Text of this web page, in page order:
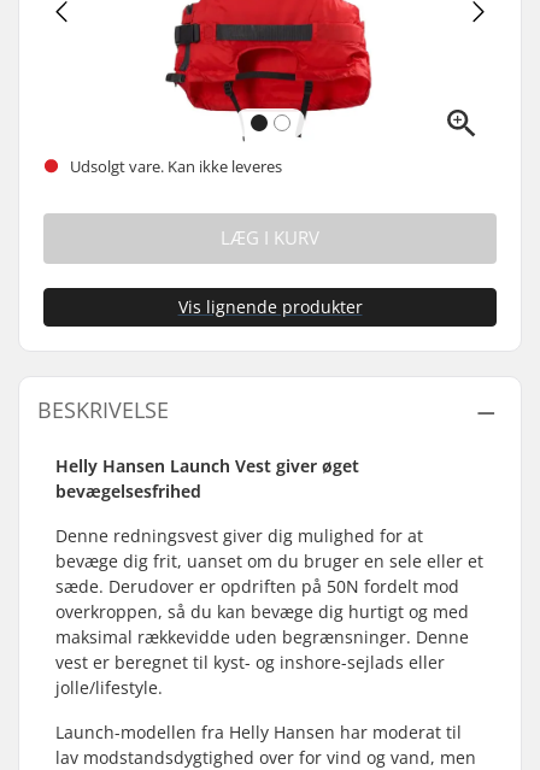
Udsolgt vare. Kan ikke leveres
LÆG I KURV
Vis lignende produkter
BESKRIVELSE
Helly Hansen Launch Vest giver øget
bevægelsesfrihed
Denne redningsvest giver dig mulighed for at
bevæge dig frit, uanset om du bruger en sele eller et
sæde. Derudover er opdriften på 50N fordelt mod
overkroppen, så du kan bevæge dig hurtigt og med
maksimal rækkevidde uden begrænsninger. Denne
vest er beregnet til kyst- og inshore-sejlads eller
jolle/lifestyle.
Launch-modellen fra Helly Hansen har moderat til
lav modstandsdygtighed over for vind og vand, men